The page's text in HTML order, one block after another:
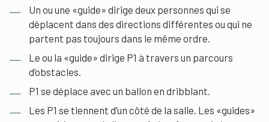
Un ou une «guide» dirige deux personnes qui se
déplacent dans des directions différentes ou qui ne
partent pas toujours dans le même ordre.
Le ou la «guide» dirige P1 à travers un parcours
d’obstacles.
P1 se déplace avec un ballon en dribblant.
Les P1 se tiennent d’un côté de la salle. Les «guides»